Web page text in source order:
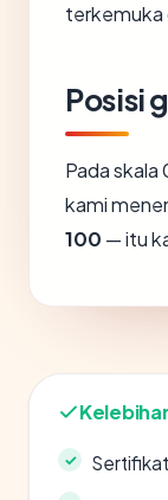
terkemuka
Posisi
Pada
kami
100 — itu